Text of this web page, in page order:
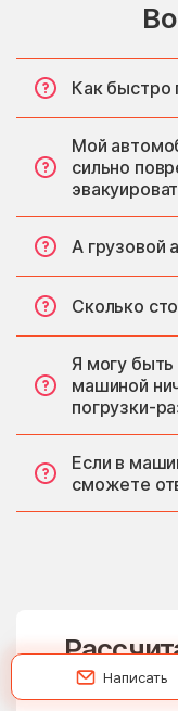
Как быстро
Мой
сильно
А грузовой
Сколько
Я могу
машиной
погрузки-
Если в
сможете
Написать